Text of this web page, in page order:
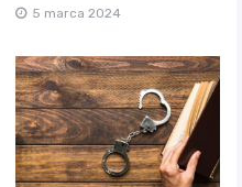
5 marca 2024